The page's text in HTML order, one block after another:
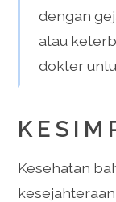
dengan
atau
dokter
Kesehatan